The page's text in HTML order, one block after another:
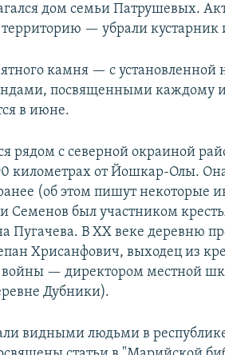
дом семьи Патрушевых.
— убрали кустарник
камня — с установленной
посвященными каждому
в июне.
рядом с северной окраиной
километрах от Йошкар-Олы. Она
(об этом пишут некоторые
Семенов был участником
Пугачева. В XX веке деревню
Хрисанфович, выходец из
войны — директором местной
Дубники).
видными людьми в